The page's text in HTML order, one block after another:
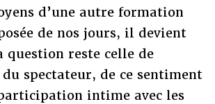
d’une autre formation
de nos jours, il devient
question reste celle de
spectateur, de ce sentiment
intime avec les